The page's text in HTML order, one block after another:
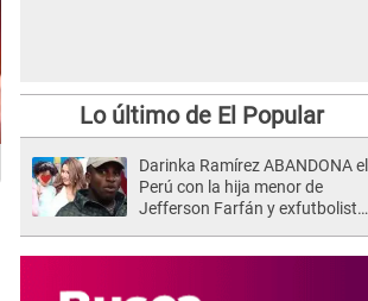
Lo último de El Popular
Darinka Ramírez ABANDONA el
Perú con la hija menor de
Jefferson Farfán y exfutbolista